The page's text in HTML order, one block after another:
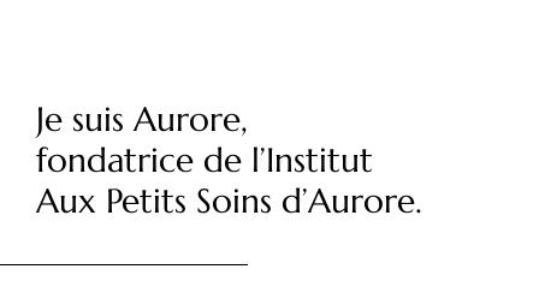
Je suis Aurore,
fondatrice de l’Institut
Aux Petits Soins d’Aurore.